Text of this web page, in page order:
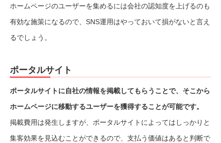
ホームページのユーザーを集めるには会社の認知度を上げるのも
有効な施策になるので、SNS運用はやっておいて損がないと言え
るでしょう。
ポータルサイト
ポータルサイトに自社の情報を掲載してもらうことで、そこから
ホームページに移動するユーザーを獲得することが可能です。
掲載費用は発生しますが、ポータルサイトによってはしっかりと
集客効果を見込むことができるので、支払う価値はあると判断で